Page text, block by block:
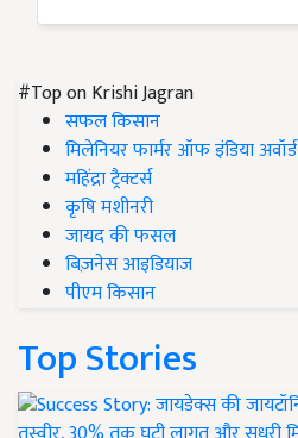
#Top on Krishi Jagran
सफल किसान
मिलेनियर फार्मर ऑफ इंडिया अवॉर्ड
महिंद्रा ट्रैक्टर्स
कृषि मशीनरी
जायद की फसल
बिज़नेस आइडियाज
पीएम किसान
Top Stories